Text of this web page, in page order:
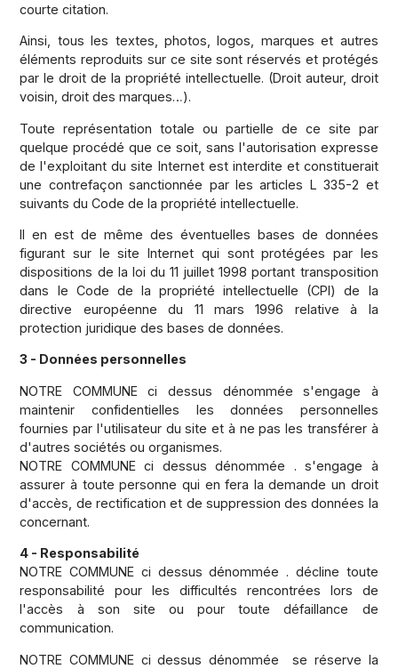
courte citation.
Ainsi, tous les textes, photos, logos, marques et autres
éléments reproduits sur ce site sont réservés et protégés
par le droit de la propriété intellectuelle. (Droit auteur, droit
voisin, droit des marques…).
Toute représentation totale ou partielle de ce site par
quelque procédé que ce soit, sans l'autorisation expresse
de l'exploitant du site Internet est interdite et constituerait
une contrefaçon sanctionnée par les articles L 335-2 et
suivants du Code de la propriété intellectuelle.
Il en est de même des éventuelles bases de données
figurant sur le site Internet qui sont protégées par les
dispositions de la loi du 11 juillet 1998 portant transposition
dans le Code de la propriété intellectuelle (CPI) de la
directive européenne du 11 mars 1996 relative à la
protection juridique des bases de données.
3 - Données personnelles
NOTRE COMMUNE ci dessus dénommée s'engage à
maintenir confidentielles les données personnelles
fournies par l'utilisateur du site et à ne pas les transférer à
d'autres sociétés ou organismes.
NOTRE COMMUNE ci dessus dénommée . s'engage à
assurer à toute personne qui en fera la demande un droit
d'accès, de rectification et de suppression des données la
concernant.
4 - Responsabilité
NOTRE COMMUNE ci dessus dénommée . décline toute
responsabilité pour les difficultés rencontrées lors de
l'accès à son site ou pour toute défaillance de
communication.
NOTRE COMMUNE ci dessus dénommée se réserve la